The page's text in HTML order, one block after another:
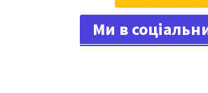
Ми в